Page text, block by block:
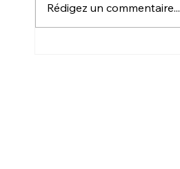
Papa, m’entends-tu?
Rédigez un commentaire...